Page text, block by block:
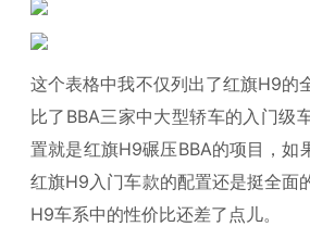
这个表格中我不仅列出了红旗H9的
比了BBA三家中大型轿车的入门级
置就是红旗H9碾压BBA的项目，如
红旗H9入门车款的配置还是挺全面
H9车系中的性价比还差了点儿。